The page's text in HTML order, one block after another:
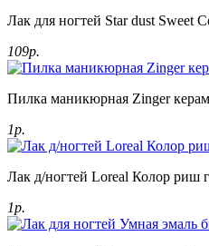
Лак для ногтей Star dust Sweet
109р.
Пилка маникюрная Zinger
1р.
Лак д/ногтей Loreal Колор риш
1р.